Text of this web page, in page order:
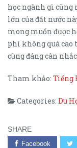
học ngành gì cũng
lớn của đất nước
mong muốn được
phí không quá
cùng đáng cân nhắc.
Tham khảo: Tiếng
Categories: Du
SHARE
Facebook